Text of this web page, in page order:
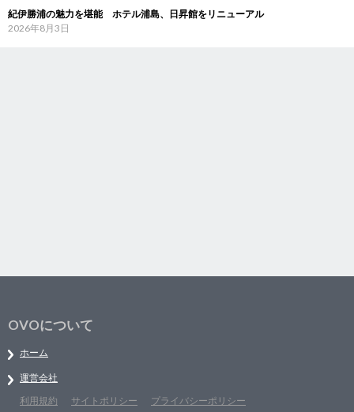
紀伊勝浦の魅力を堪能 ホテル浦島、日昇館をリニューアル
2026年8月3日
OVOについて
ホーム
運営会社
利用規約
サイトポリシー プライバシーポリシー